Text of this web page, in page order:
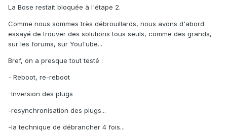
La Bose restait bloquée à l'étape 2.
Comme nous sommes très débrouillards, nous avons d'abord
essayé de trouver des solutions tous seuls, comme des grands,
sur les forums, sur YouTube...
Bref, on a presque tout testé :
- Reboot, re-reboot
-Inversion des plugs
-resynchronisation des plugs...
-la technique de débrancher 4 fois...